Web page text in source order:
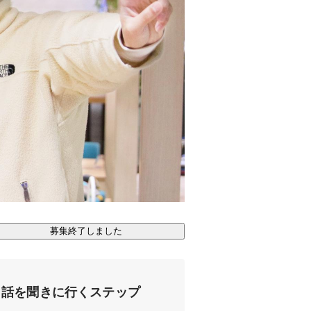
募集終了しました
話を聞きに行くステップ